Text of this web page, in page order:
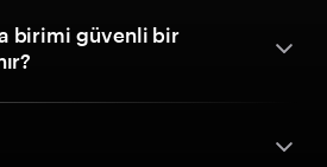
birimi güvenli bir